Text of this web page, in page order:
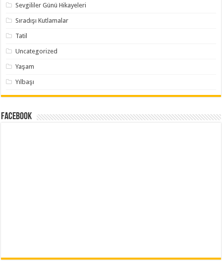
Sevgililer Günü Hikayeleri
Sıradışı Kutlamalar
Tatil
Uncategorized
Yaşam
Yılbaşı
Facebook